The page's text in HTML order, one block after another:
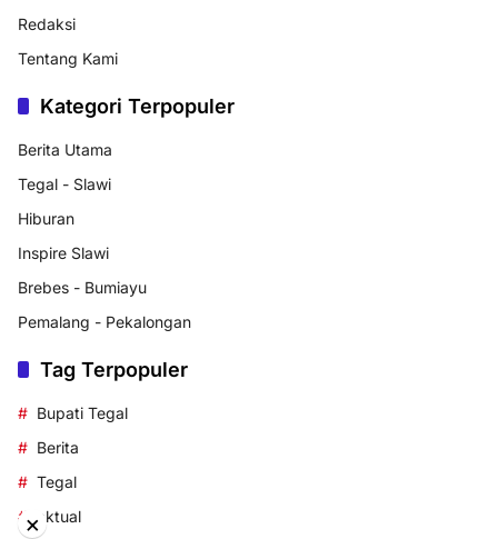
Redaksi
Tentang Kami
Kategori Terpopuler
Berita Utama
Tegal - Slawi
Hiburan
Inspire Slawi
Brebes - Bumiayu
Pemalang - Pekalongan
Tag Terpopuler
Bupati Tegal
Berita
Tegal
aktual
×